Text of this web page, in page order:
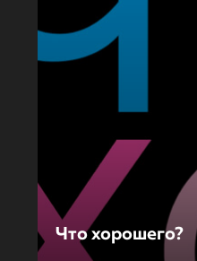
Что хорошего?